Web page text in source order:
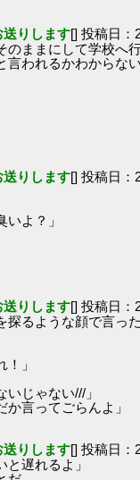
送りします[] 投稿日：
ままにして学校へ行
われるかわからない
送りします[] 投稿日：
よ？」
送りします[] 投稿日：
るような顔で言った
」
じゃない///」
か言ってごらんよ」
送りします[] 投稿日：
と遅れるよ」